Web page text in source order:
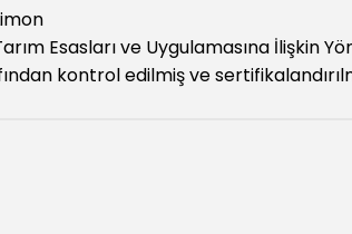
Esasları ve Uygulamasına İlişkin
kontrol edilmiş ve